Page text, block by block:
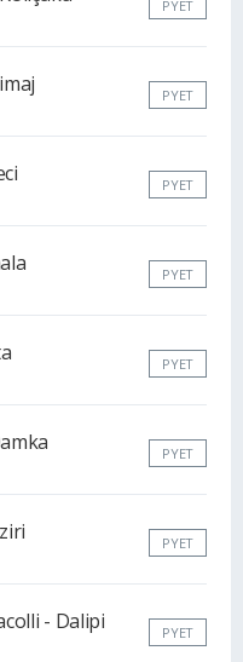
PYET
PYET
PYET
PYET
PYET
PYET
PYET
- Dalipi
PYET